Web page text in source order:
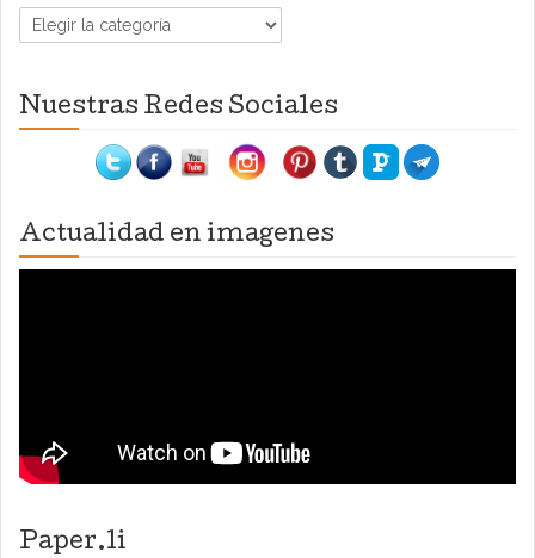
Categorías
Nuestras Redes Sociales
Actualidad en imagenes
Paper.li